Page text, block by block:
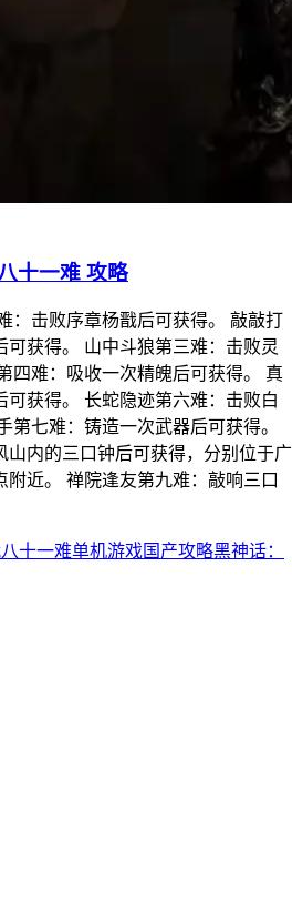
十一难 攻略
：击败序章杨戬后可获得。 敲敲打
获得。 山中斗狼第三难：击败灵
四难：吸收一次精魄后可获得。 真
获得。 长蛇隐迹第六难：击败白
第七难：铸造一次武器后可获得。
山内的三口钟后可获得，分别位于广
近。 禅院逢友第九难：敲响三口
八十一难单机游戏国产攻略黑神话：